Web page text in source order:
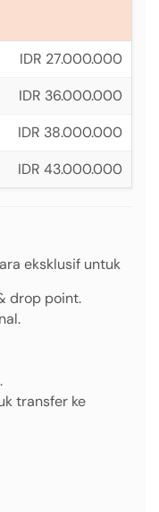
IDR 27.000.000
IDR 36.000.000
IDR 38.000.000
IDR 43.000.000
eksklusif untuk
drop point.
transfer ke